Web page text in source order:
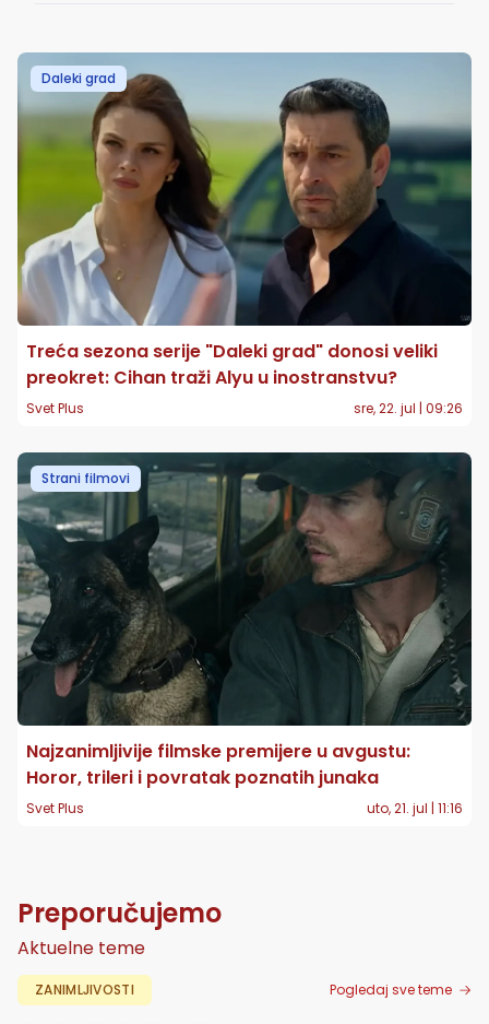
Daleki grad
Treća sezona serije "Daleki grad" donosi veliki
preokret: Cihan traži Alyu u inostranstvu?
Svet Plus sre, 22. jul | 09:26
Strani filmovi
Najzanimljivije filmske premijere u avgustu:
Horor, trileri i povratak poznatih junaka
Svet Plus uto, 21. jul | 11:16
Preporučujemo
Aktuelne teme
ZANIMLJIVOSTI Pogledaj sve teme